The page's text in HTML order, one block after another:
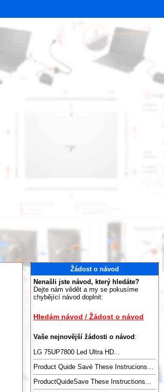
Žádost o návod
Nenašli jste návod, který hledáte?
Dejte nám vědět a my se pokusíme
chybějící návod doplnit:
Hledám návod / Žádost o návod
Vaše nejnovější žádosti o návod :
LG 75UP7800 Led Ultra HD...
Product Quide Savé These Instrucions...
ProductQuideSave These Instructions...